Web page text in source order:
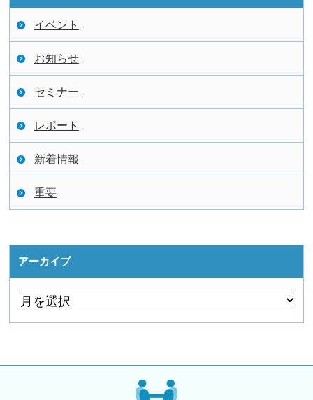
イベント
お知らせ
セミナー
レポート
新着情報
重要
アーカイブ